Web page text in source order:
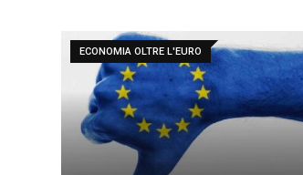
ECONOMIA OLTRE L'EURO